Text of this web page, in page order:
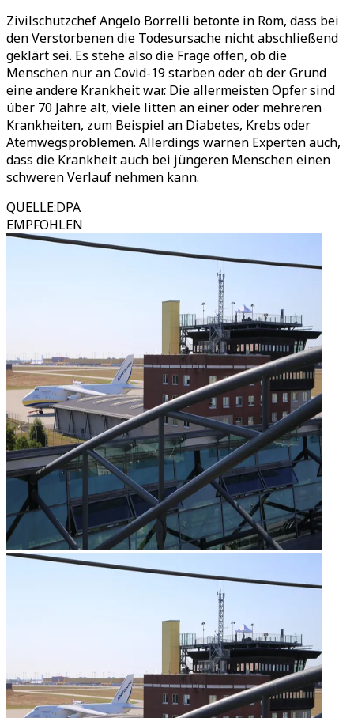
Zivilschutzchef Angelo Borrelli betonte in Rom, dass bei
den Verstorbenen die Todesursache nicht abschließend
geklärt sei. Es stehe also die Frage offen, ob die
Menschen nur an Covid-19 starben oder ob der Grund
eine andere Krankheit war. Die allermeisten Opfer sind
über 70 Jahre alt, viele litten an einer oder mehreren
Krankheiten, zum Beispiel an Diabetes, Krebs oder
Atemwegsproblemen. Allerdings warnen Experten auch,
dass die Krankheit auch bei jüngeren Menschen einen
schweren Verlauf nehmen kann.
QUELLE:DPA
EMPFOHLEN